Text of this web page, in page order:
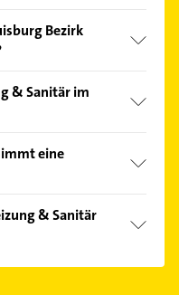
Sie von den
können Sie sich
Bezirk
Sonn- und
& Sanitär im
Hansa.
eine
Heizung,& Sanitär
Klimatechnik,